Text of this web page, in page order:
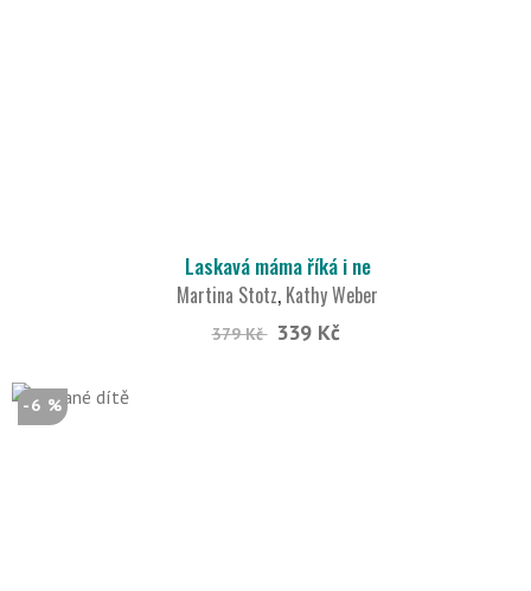
Laskavá máma říká i ne
Martina Stotz, Kathy Weber
379 Kč 339 Kč
-6 %